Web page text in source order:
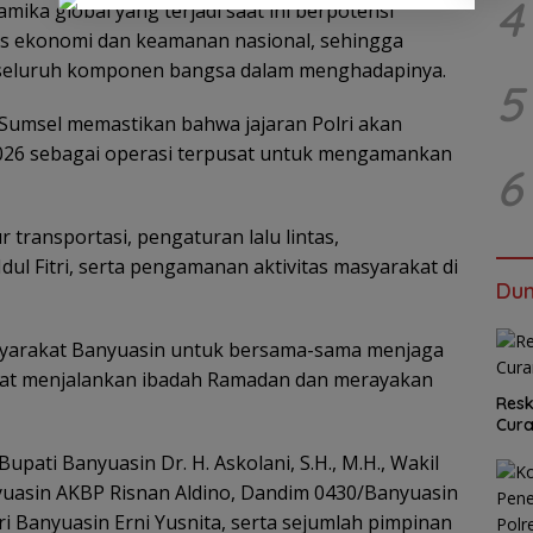
global yang terjadi saat ini berpotensi
dan keamanan nasional, sehingga
komponen bangsa dalam menghadapinya.
memastikan bahwa jajaran Polri akan
sebagai operasi terpusat untuk mengamankan
transportasi, pengaturan lalu lintas,
Fitri, serta pengamanan aktivitas masyarakat di
Banyuasin untuk bersama-sama menjaga
menjalankan ibadah Ramadan dan merayakan
Banyuasin Dr. H. Askolani, S.H., M.H., Wakil
AKBP Risnan Aldino, Dandim 0430/Banyuasin
Banyuasin Erni Yusnita, serta sejumlah pimpinan
4
5
6